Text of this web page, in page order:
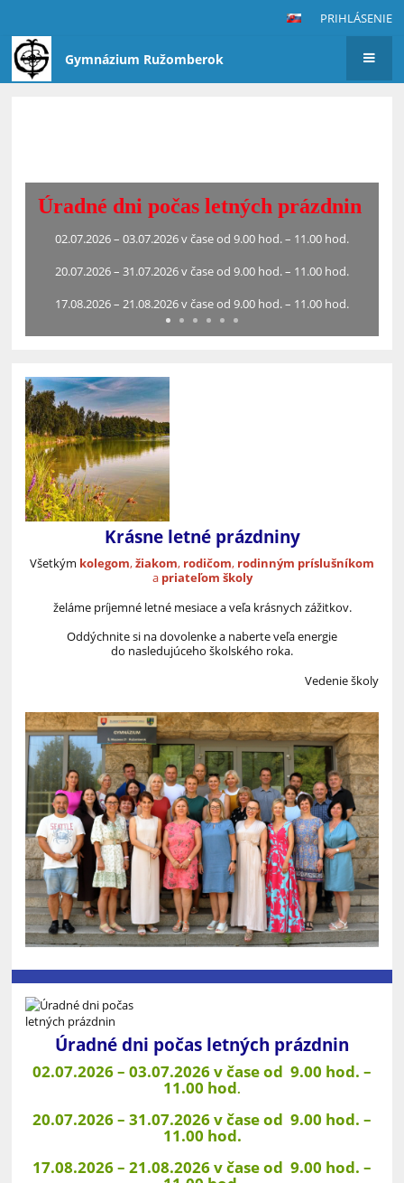
PRIHLÁSENIE
Gymnázium Ružomberok
Všetkým kolegom, žiakom, rodičom, rodinným príslušníkom
a priateľom školy
nasledujúceho školského roka.
Krásne letné prázdniny
Všetkým kolegom,žiakom, rodičom, rodinným príslušníkom
a priateľom školy
želáme príjemné letné mesiace a veľa krásnych zážitkov.
Oddýchnite si na dovolenke a naberte veľa energie
do nasledujúceho školského roka.
Vedenie školy
Úradné dni počas letných prázdnin
02.07.2026 – 03.07.2026 v čase od 9.00 hod. –
11.00 hod.
20.07.2026 – 31.07.2026 v čase od 9.00 hod. –
11.00 hod.
17.08.2026 – 21.08.2026 v čase od 9.00 hod. –